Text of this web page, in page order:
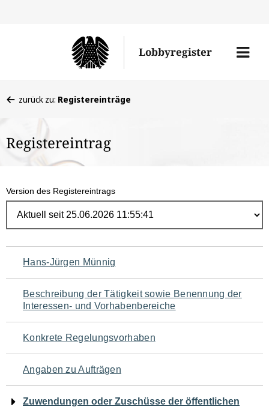
Lobbyregister
Menü
befinden
hier:
zurück zu: Registereinträge
Registereintrag
Version des Registereintrags
Navigation
für
den
Seiteninhalt
Hans-Jürgen Münnig
Beschreibung der Tätigkeit sowie Benennung der
Interessen- und Vorhabenbereiche
Konkrete Regelungsvorhaben
Angaben zu Aufträgen
Zuwendungen oder Zuschüsse der öffentlichen